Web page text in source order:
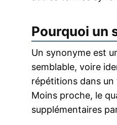
Pourquoi un
Un synonyme est
semblable, voire
répétitions dans un
Moins proche, le
supplémentaires